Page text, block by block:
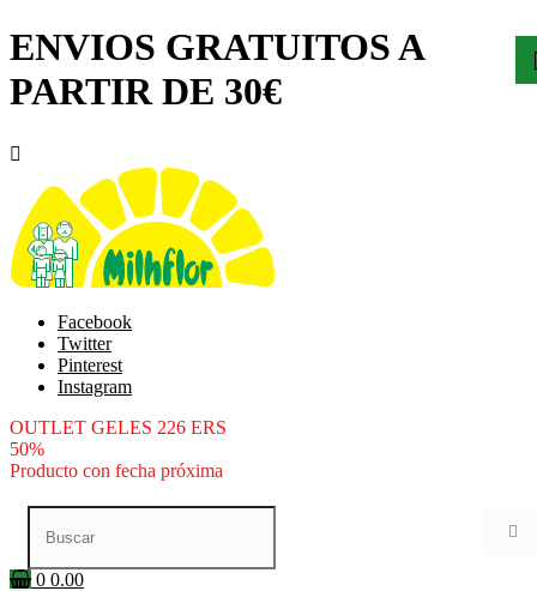
ENVIOS GRATUITOS A
PARTIR DE 30€

Facebook
Twitter
Pinterest
Instagram
OUTLET GELES 226 ERS
50%
Producto con fecha próxima

0 0.00